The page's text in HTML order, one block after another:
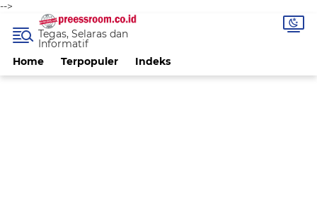
-->
Home Terpopuler Indeks
Tegas, Selaras dan
Informatif